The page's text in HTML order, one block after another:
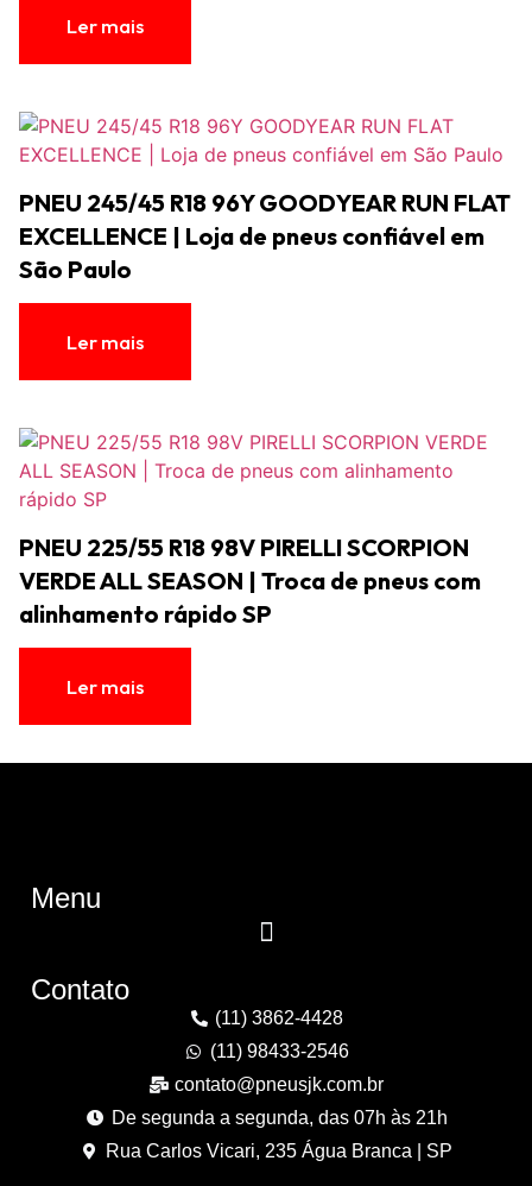
Ler mais
PNEU 245/45 R18 96Y GOODYEAR RUN FLAT
EXCELLENCE | Loja de pneus confiável em
São Paulo
Ler mais
PNEU 225/55 R18 98V PIRELLI SCORPION
VERDE ALL SEASON | Troca de pneus com
alinhamento rápido SP
Ler mais
Menu
Contato
(11) 3862-4428
(11) 98433-2546
contato@pneusjk.com.br
De segunda a segunda, das 07h às 21h
Rua Carlos Vicari, 235 Água Branca | SP